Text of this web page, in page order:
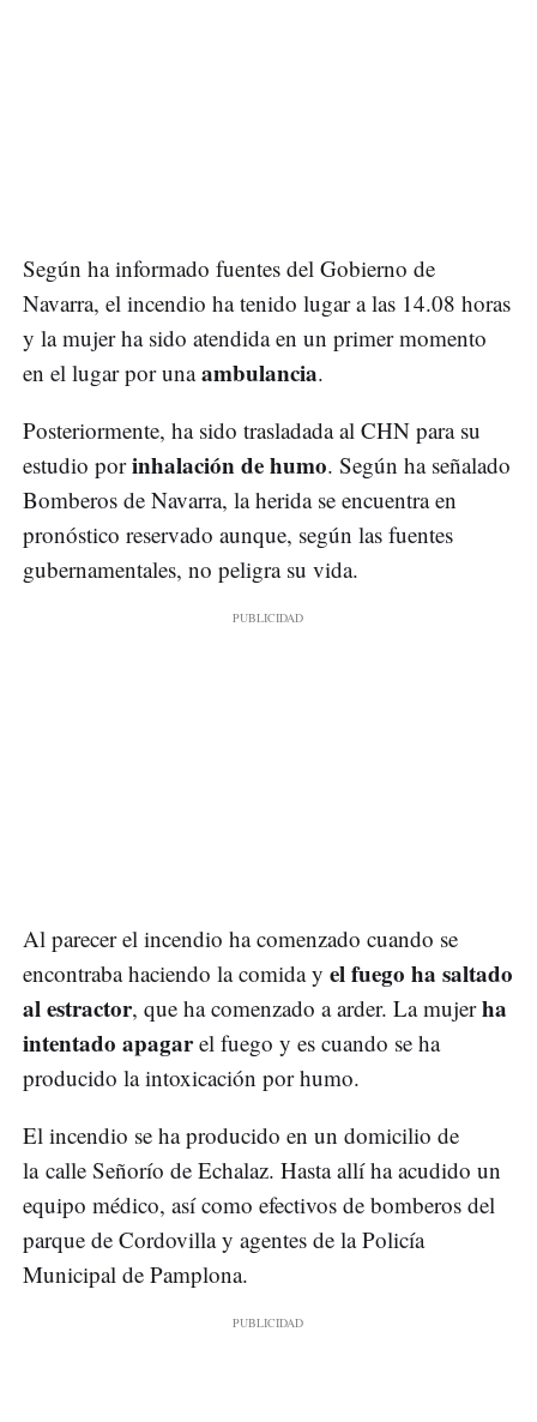
Según ha informado fuentes del Gobierno de
Navarra, el incendio ha tenido lugar a las 14.08 horas
y la mujer ha sido atendida en un primer momento
en el lugar por unaambulancia.
Posteriormente, ha sido trasladada al CHN para su
estudio porinhalación dehumo. Según ha señalado
Bomberos de Navarra, la herida se encuentra en
pronóstico reservado aunque, según las fuentes
gubernamentales, no peligra su vida.
Al parecer el incendio ha comenzado cuando se
encontraba haciendo la comida y el fuego ha saltado
al estractor, que ha comenzado a arder. La mujerha
intentado apagarel fuego y es cuando se ha
producido la intoxicación por humo.
El incendio se ha producido en un domicilio de
la calle Señorío de Echalaz. Hasta allí ha acudido un
equipo médico, así como efectivos de bomberos del
parque de Cordovilla y agentes de la Policía
Municipal de Pamplona.